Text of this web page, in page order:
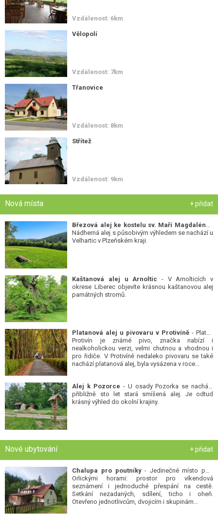
Vzdálenost: 6km
Vělopolí
Vzdálenost: 7km
Třanovice
Vzdálenost: 8km
Střítež
Vzdálenost: 9km
Nová místa + přidat
Březová alej ke kostelu sv. Maří Magdalény-
Nádherná alej s působivým výhledem se nachází u
Velhartic v Plzeňském kraji.
Kaštanová alej u Arnoltic - V Arnolticích v
okrese Liberec objevíte krásnou kaštanovou alej
památných stromů.
Platanová alej u pivovaru v Protivíně - Platan
Protivín je známé pivo, značka nabízí i
nealkoholickou verzi, velmi chutnou a vhodnou i
pro řidiče. V Protivíně nedaleko pivovaru se také
nachází platanová alej, byla vysázena v roce...
Alej k Pozorce - U osady Pozorka se nachází
přibližně sto let stará smíšená alej. Je odtud
krásný výhled do okolní krajiny.
Nové ubytování + přidat
Chalupa pro poutníky- Jedinečné místo pod
Orlickými horami: prostor pro víkendová
seznámení i jednoduché přespání na cestě.
Setkání nezadaných, sdílení, ticho i oheň.
Otevřeno jednotlivcům, dvojicím i skupinám...